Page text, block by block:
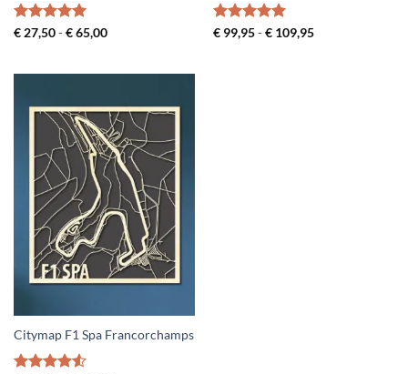
Gewaardeerd
€27,50 - €65,00Prijsklasse:
Gewaardeerd
€99,95 - €109,95Prijsklasse:
Citymap F1 Spa Francorchamps